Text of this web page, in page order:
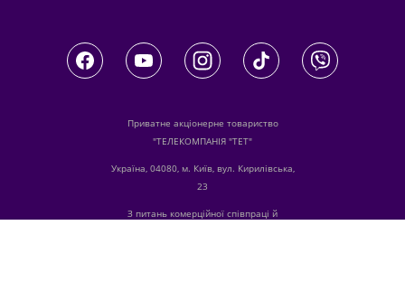
Приватне акціонерне товариство
"ТЕЛЕКОМПАНІЯ "ТЕТ"
Україна, 04080, м. Київ, вул. Кирилівська,
23
З питань комерційної співпраці й